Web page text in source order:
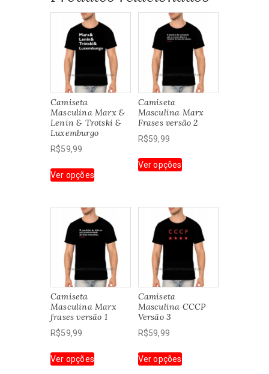
Camiseta
Masculina Marx &
Lenin & Trotski &
Luxemburgo
R$59,99
Ver opçõesproduto
várias
variantes.
As
opções
podem
ser
escolhidas
página
Camiseta
Masculina Marx
Frases versão 2
R$59,99
Ver opçõesproduto
variantes.
As
opções
podem
ser
escolhidas
na
Camiseta
Masculina Marx
frases versão 1
R$59,99
Ver opçõesproduto
Camiseta
Masculina CCCP
Versão 3
R$59,99
Ver opçõesproduto